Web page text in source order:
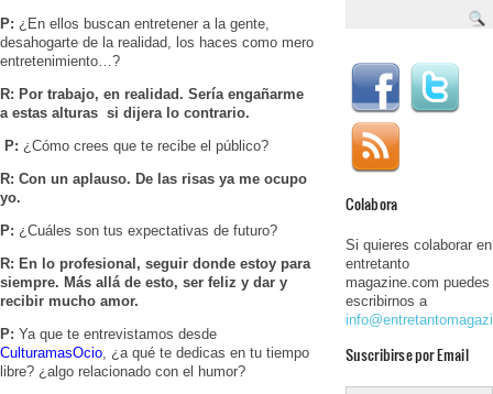
P: ¿En ellos buscan entretener a la gente,
desahogarte de la realidad, los haces como mero
entretenimiento…?
R: Por trabajo, en realidad. Sería engañarme
a estas alturas si dijera lo contrario.
P: ¿Cómo crees que te recibe el público?
R: Con un aplauso. De las risas ya me ocupo
yo.
P: ¿Cuáles son tus expectativas de futuro?
R: En lo profesional, seguir donde estoy para
siempre. Más allá de esto, ser feliz y dar y
recibir mucho amor.
P: Ya que te entrevistamos desde
CulturamasOcio , ¿a qué te dedicas en tu tiempo
libre? ¿algo relacionado con el humor?
Colabora
Si quieres colaborar en
entretanto
magazine.com puedes
escribirnos a
Suscribirse por Email